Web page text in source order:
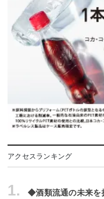
アクセスランキング
1.
◆酒類流通の未来を